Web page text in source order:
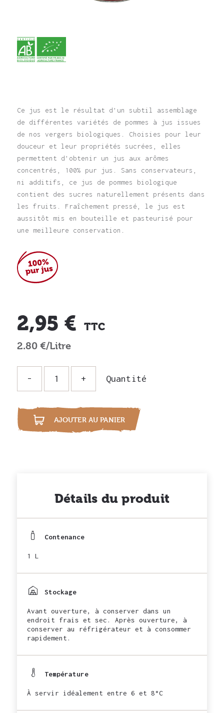
Ce jus est le résultat d’un subtil assemblage
de différentes variétés de pommes à jus issues
de nos vergers biologiques. Choisies pour leur
douceur et leur propriétés sucrées, elles
permettent d’obtenir un jus aux arômes
concentrés, 100% pur jus. Sans conservateurs,
ni additifs, ce jus de pommes biologique
contient des sucres naturellement présents dans
les fruits. Fraîchement pressé, le jus est
aussitôt mis en bouteille et pasteurisé pour
une meilleure conservation.
2,95 €
TTC
2.80 €/Litre
Quantité
i AJOUTER AU PANIER
Détails du produit
Contenance
1 L
Stockage
Avant ouverture, à conserver dans un
endroit frais et sec. Après ouverture, à
conserver au réfrigérateur et à consommer
rapidement.
Température
À servir idéalement entre 6 et 8°C